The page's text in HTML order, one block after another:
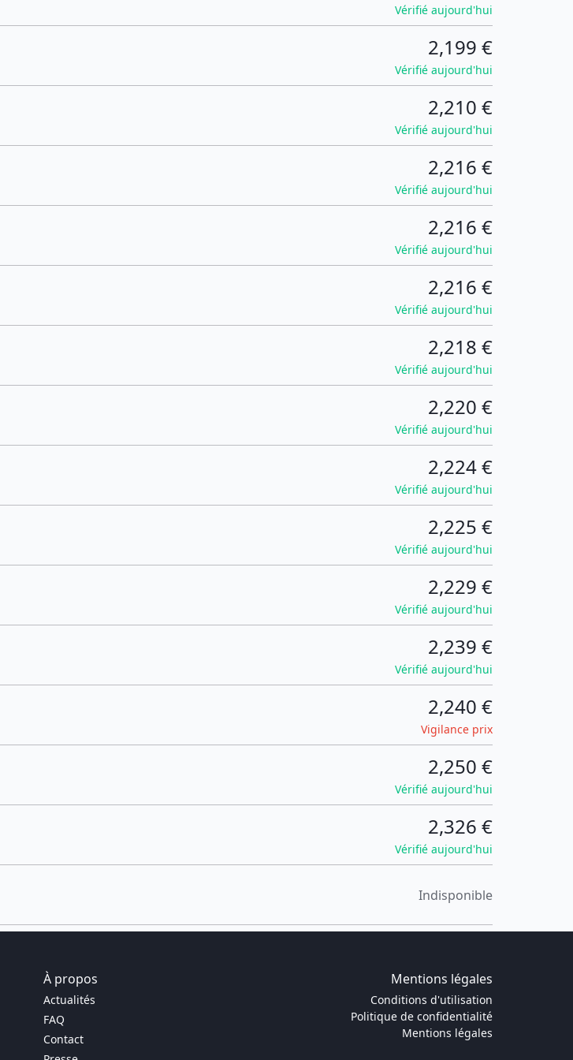
Vérifié aujourd'hui
2,199 €
Vérifié aujourd'hui
2,210 €
Vérifié aujourd'hui
2,216 €
Vérifié aujourd'hui
2,216 €
Vérifié aujourd'hui
2,216 €
Vérifié aujourd'hui
2,218 €
Vérifié aujourd'hui
2,220 €
Vérifié aujourd'hui
2,224 €
Vérifié aujourd'hui
2,225 €
Vérifié aujourd'hui
2,229 €
Vérifié aujourd'hui
2,239 €
Vérifié aujourd'hui
2,240 €
Vigilance prix
2,250 €
Vérifié aujourd'hui
2,326 €
Vérifié aujourd'hui
Indisponible
À propos Mentions légales
Actualités
FAQ
Contact
Conditions d'utilisation
Politique de confidentialité
Mentions légales